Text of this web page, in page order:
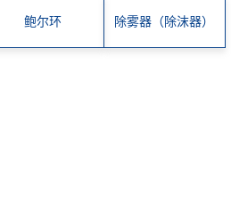
鲍尔环 除雾器（除沫器）